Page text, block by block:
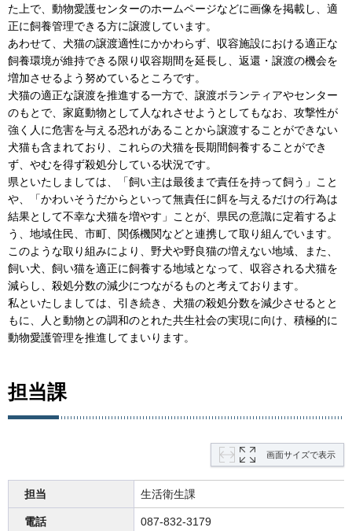
た上で、動物愛護センターのホームページなどに画像を掲載し、適
正に飼養管理できる方に譲渡しています。
あわせて、犬猫の譲渡適性にかかわらず、収容施設における適正な
飼養環境が維持できる限り収容期間を延長し、返還・譲渡の機会を
増加させるよう努めているところです。
犬猫の適正な譲渡を推進する一方で、譲渡ボランティアやセンター
のもとで、家庭動物として人なれさせようとしてもなお、攻撃性が
強く人に危害を与える恐れがあることから譲渡することができない
犬猫も含まれており、これらの犬猫を長期間飼養することができ
ず、やむを得ず殺処分している状況です。
県といたしましては、「飼い主は最後まで責任を持って飼う」こと
や、「かわいそうだからといって無責任に餌を与えるだけの行為は
結果として不幸な犬猫を増やす」ことが、県民の意識に定着するよ
う、地域住民、市町、関係機関などと連携して取り組んでいます。
このような取り組みにより、野犬や野良猫の増えない地域、また、
飼い犬、飼い猫を適正に飼養する地域となって、収容される犬猫を
減らし、殺処分数の減少につながるものと考えております。
私といたしましては、引き続き、犬猫の殺処分数を減少させるとと
もに、人と動物との調和のとれた共生社会の実現に向け、積極的に
動物愛護管理を推進してまいります。
担当課
画面サイズで表示
担当 生活衛生課
電話 087-832-3179